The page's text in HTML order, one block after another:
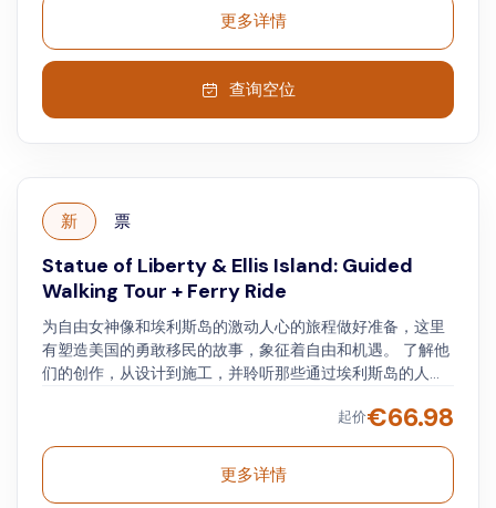
更多详情
查询空位
新 票
Statue of Liberty & Ellis Island: Guided
Walking Tour + Ferry Ride
为自由女神像和埃利斯岛的激动人心的旅程做好准备，这里
有塑造美国的勇敢移民的故事，象征着自由和机遇。 了解他
们的创作，从设计到施工，并聆听那些通过埃利斯岛的人的
Lady Liberty ）和纽约港（ New York Harbor ）的壮丽景
色，同时眺望纽约市的天际线。
起价€66.98
更多详情